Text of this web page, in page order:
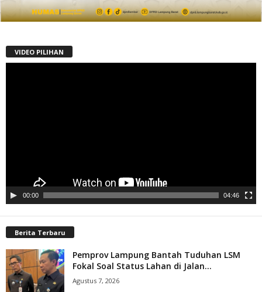
VIDEO PILIHAN
00:00 04:46
Berita Terbaru
Pemprov Lampung Bantah Tuduhan LSM
Fokal Soal Status Lahan di Jalan...
Agustus 7, 2026